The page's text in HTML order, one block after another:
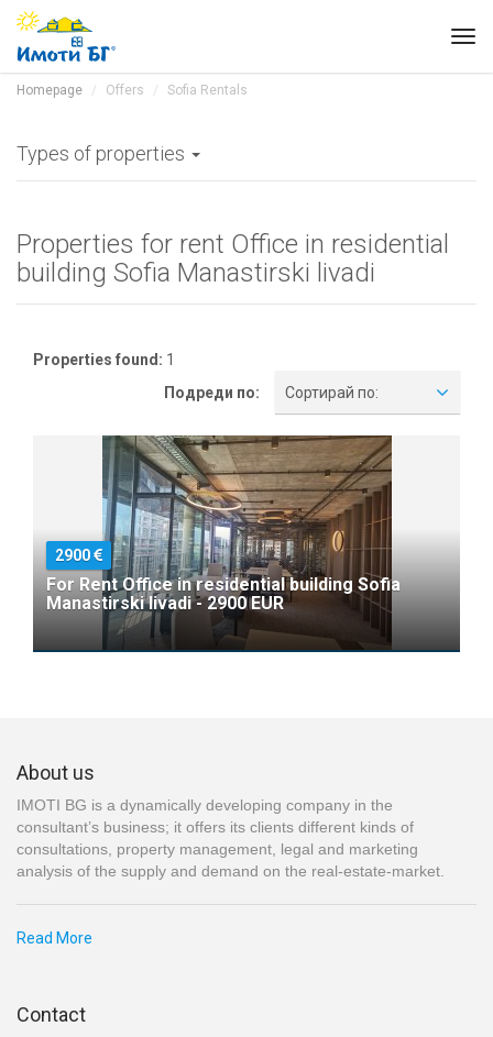
Homepage Offers Sofia Rentals
Types of properties
Properties for rent Office in residential
building Sofia Manastirski livadi
Properties found: 1
Подреди по:
Сортирай по:
2900
For Rent Office in residential building Sofia
Manastirski livadi - 2900 EUR
About us
IMOTI BG is a dynamically developing company in the
consultant’s business; it offers its clients different kinds of
consultations, property management, legal and marketing
analysis of the supply and demand on the real-estate-market.
Read More
Contact